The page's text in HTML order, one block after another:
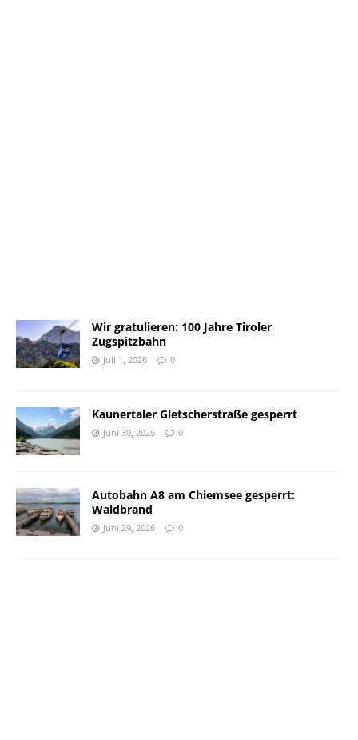
Wir gratulieren: 100 Jahre Tiroler
Zugspitzbahn
Juli 1, 2026 0
Kaunertaler Gletscherstraße gesperrt
Juni 30, 2026 0
Autobahn A8 am Chiemsee gesperrt:
Waldbrand
Juni 29, 2026 0